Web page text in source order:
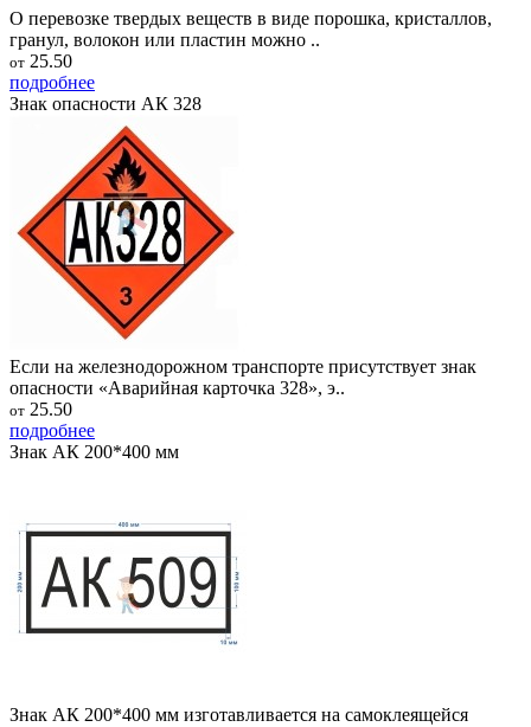
О перевозке твердых веществ в виде порошка, кристаллов,
гранул, волокон или пластин можно ..
от 25.50
подробнее
Знак опасности АК 328
Если на железнодорожном транспорте присутствует знак
опасности «Аварийная карточка 328», э..
от 25.50
подробнее
Знак АК 200*400 мм
Знак АК 200*400 мм изготавливается на самоклеящейся